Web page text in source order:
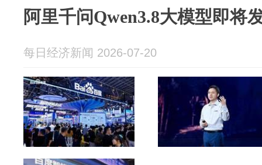
阿里千问Qwen3.8大模型即将
每日经济新闻 2026-07-20